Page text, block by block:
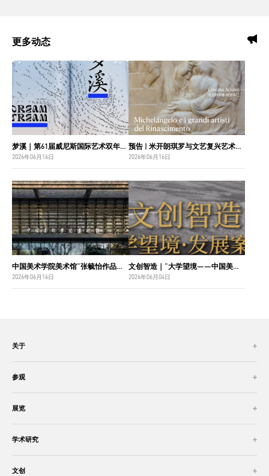
更多动态
梦溪｜第61届威尼斯国际艺术双年展中国国家馆主视觉设计
2026年06月16日
预告 | 米开朗琪罗与文艺复兴艺术巨匠：佛罗伦萨博纳罗蒂之家珍藏
2026年06月16日
中国美术学院美术馆“张毓怡作品捐赠收藏项目”入选“2026年度国家美术作品收藏和捐赠奖励项目名单”
2026年06月16日
文创智造｜“大学望境——中国美术学院建设世界一流大学二十周年”特展导览
2026年06月04日
关于
参观
展览
学术研究
文创